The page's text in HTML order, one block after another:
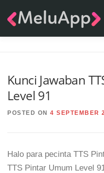
Kunci Jawaban
Level 91
POSTED ON 4 SEPTEMBER
Halo para pecinta TTS
TTS Pintar Umum Level